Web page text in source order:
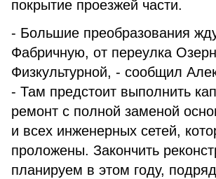
покрытие проезжей части.
- Большие преобразования
Фабричную, от переулка
Физкультурной, - сообщил
- Там предстоит выполнить
ремонт с полной заменой
и всех инженерных сетей,
проложены. Закончить
планируем в этом году,